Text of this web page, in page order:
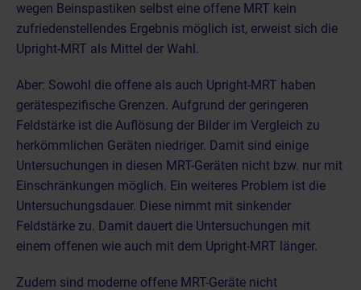
wegen Beinspastiken selbst eine offene MRT kein
zufriedenstellendes Ergebnis möglich ist, erweist sich die
Upright-MRT als Mittel der Wahl.
Aber: Sowohl die offene als auch Upright-MRT haben
gerätespezifische Grenzen. Aufgrund der geringeren
Feldstärke ist die Auflösung der Bilder im Vergleich zu
herkömmlichen Geräten niedriger. Damit sind einige
Untersuchungen in diesen MRT-Geräten nicht bzw. nur mit
Einschränkungen möglich. Ein weiteres Problem ist die
Untersuchungsdauer. Diese nimmt mit sinkender
Feldstärke zu. Damit dauert die Untersuchungen mit
einem offenen wie auch mit dem Upright-MRT länger.
Zudem sind moderne offene MRT-Geräte nicht